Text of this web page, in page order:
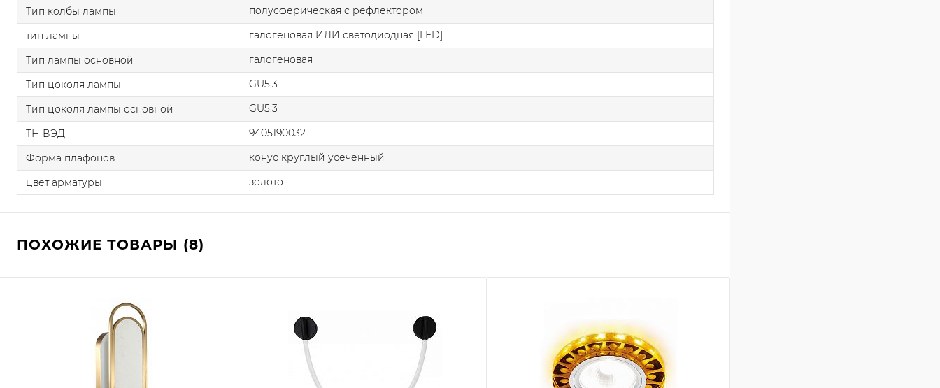
Тип колбы лампы
полусферическая с рефлектором
тип лампы
галогеновая ИЛИ светодиодная [LED]
Тип лампы основной
галогеновая
Тип цоколя лампы
GU5.3
Тип цоколя лампы основной
GU5.3
ТН ВЭД
9405190032
Форма плафонов
конус круглый усеченный
цвет арматуры
золото
ПОХОЖИЕ ТОВАРЫ (8)